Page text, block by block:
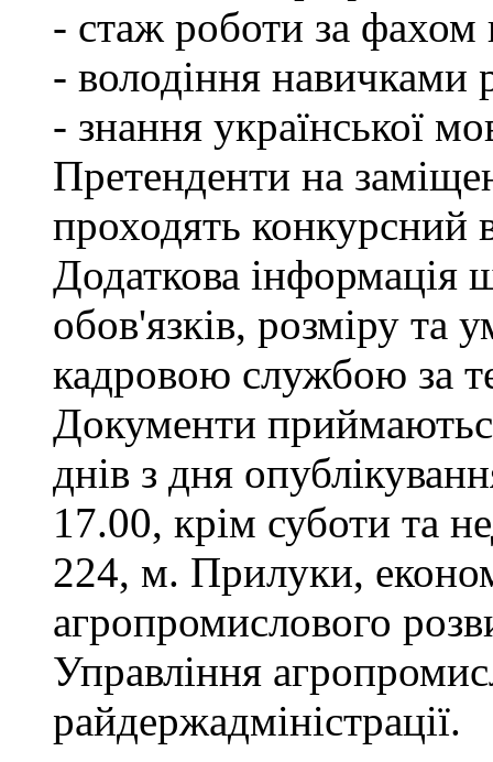
- стаж роботи за
- володіння навичками
- знання української
Претенденти на
проходять конкурсний
Додаткова інформація
обов'язків, розміру та
кадровою службою за
Документи
днів з дня
17.00, крім суботи та
224, м. Прилуки,
агропромислового
Управління
райдержадміністрації.